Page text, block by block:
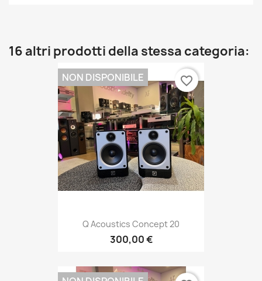
16 altri prodotti della stessa categoria:
Q Acoustics Concept 20
300,00 €
NON DISPONIBILE favorite_border